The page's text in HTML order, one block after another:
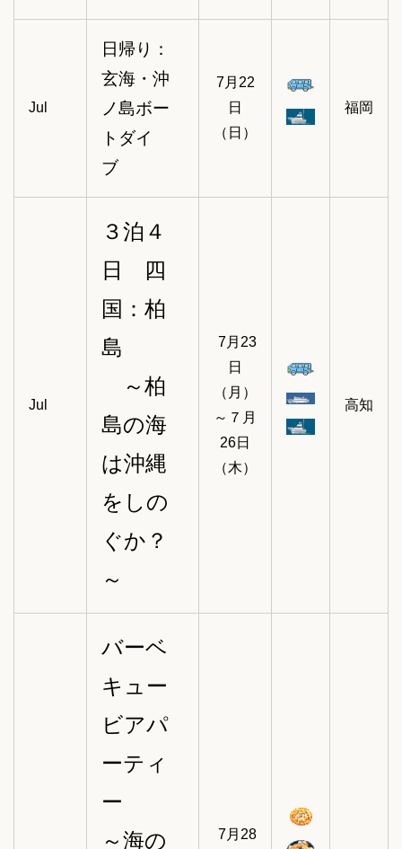
Jul
日帰り：
玄海・沖
ノ島ボー
トダイ
ブ
7月22
日
（日）
福岡
Jul
３泊４
日 四
国：柏
島
～柏
島の海
は沖縄
をしの
ぐか？
～
7月23
日
（月）
～７月
26日
（木）
高知
バーベ
キュー
ビアパ
ーティ
ー
～海の
7月28